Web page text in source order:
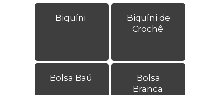
Biquíni
Biquíni de
Crochê
Bolsa Baú
Bolsa
Branca